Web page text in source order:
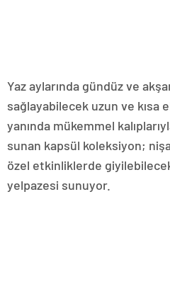
Yaz aylarında gündüz ve
sağlayabilecek uzun ve kısa
yanında mükemmel
sunan kapsül koleksiyon;
özel etkinliklerde
yelpazesi sunuyor.